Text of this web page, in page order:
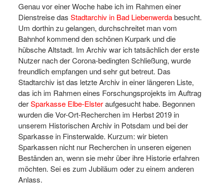
Genau vor einer Woche habe ich im Rahmen einer
Dienstreise das Stadtarchiv in Bad Liebenwerdabesucht.
Um dorthin zu gelangen, durchschreitet man vom
Bahnhof kommend den schönen Kurpark und die
hübsche Altstadt. Im Archiv war ich tatsächlich der erste
Nutzer nach der Corona-bedingten Schließung, wurde
freundlich empfangen und sehr gut betreut. Das
Stadtarchiv ist das letzte Archiv in einer längeren Liste,
das ich im Rahmen eines Forschungsprojekts im Auftrag
derSparkasse Elbe-Elsteraufgesucht habe. Begonnen
wurden die Vor-Ort-Recherchen im Herbst 2019 in
unserem Historischen Archiv in Potsdam und bei der
Sparkasse in Finsterwalde. Kurzum: wir bieten
Sparkassen nicht nur Recherchen in unseren eigenen
Beständen an, wenn sie mehr über ihre Historie erfahren
möchten. Sei es zum Jubiläum oder zu einem anderen
Anlass.